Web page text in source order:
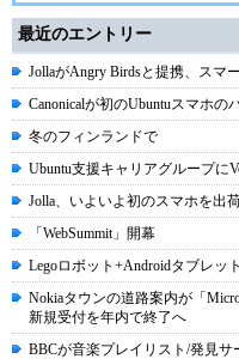
最近のエントリー
JollaがAngry Birdsと提携、スマ
Canonicalが初のUbuntuスマホ
冬のフィンランドで
Ubuntu支援キャリアグループに
Jolla、いよいよ初のスマホを出
「WebSummit」開幕
Legoロボット+Androidタブレッ
Nokiaタウンの道路案内が「
新規受付を年内で終了へ
BBCが音楽プレイリスト/発見サ